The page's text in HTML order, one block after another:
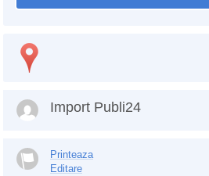
Import Publi24
Printeaza
Editare